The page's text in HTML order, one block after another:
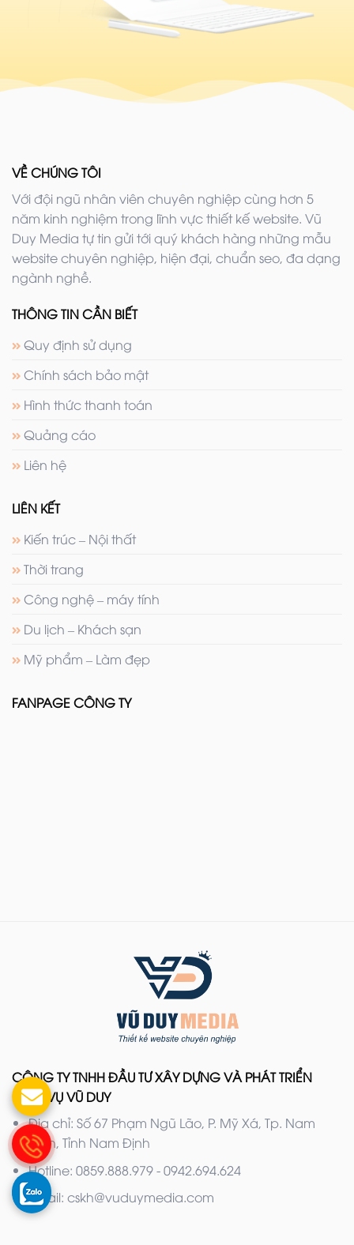
VỀ CHÚNG TÔI
Với đội ngũ nhân viên chuyên nghiệp cùng hơn 5
năm kinh nghiệm trong lĩnh vực thiết kế website. Vũ
Duy Media tự tin gửi tới quý khách hàng những mẫu
website chuyên nghiệp, hiện đại, chuẩn seo, đa dạng
ngành nghề.
THÔNG TIN CẦN BIẾT
Quy định sử dụng
Chính sách bảo mật
Hình thức thanh toán
Quảng cáo
Liên hệ
LIÊN KẾT
Kiến trúc – Nội thất
Thời trang
Công nghệ – máy tính
Du lịch – Khách sạn
Mỹ phẩm – Làm đẹp
FANPAGE CÔNG TY
CÔNG TY TNHH ĐẦU TƯ XÂY DỰNG VÀ PHÁT TRIỂN
DỊCH VỤ VŨ DUY
Địa chỉ: Số 67 Phạm Ngũ Lão, P. Mỹ Xá, Tp. Nam
Định, Tỉnh Nam Định
Hotline: 0859.888.979 - 0942.694.624
Email: cskh@vuduymedia.com